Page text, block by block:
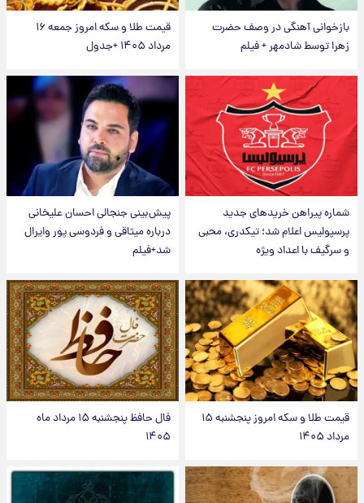
بازخوانی آهنگی در وصف حضرت
زهرا توسط شادمهر + فیلم
قیمت طلا و سکه امروز جمعه ۱۶
مرداد ۱۴۰۵ +جدول
شماره پیراهن خریدهای جدید
پرسپولیس اعلام شد؛ تیکدری، محبی
و سرگیف با اعداد ویژه
پیش‌بینی جنجالی احسان علیخانی
درباره میثاقی و فردوسی پور وایرال
شد+فیلم
قیمت طلا و سکه امروز پنجشنبه ۱۵
مرداد ۱۴۰۵
فال حافظ پنجشنبه ۱۵ مرداد ماه
۱۴۰۵